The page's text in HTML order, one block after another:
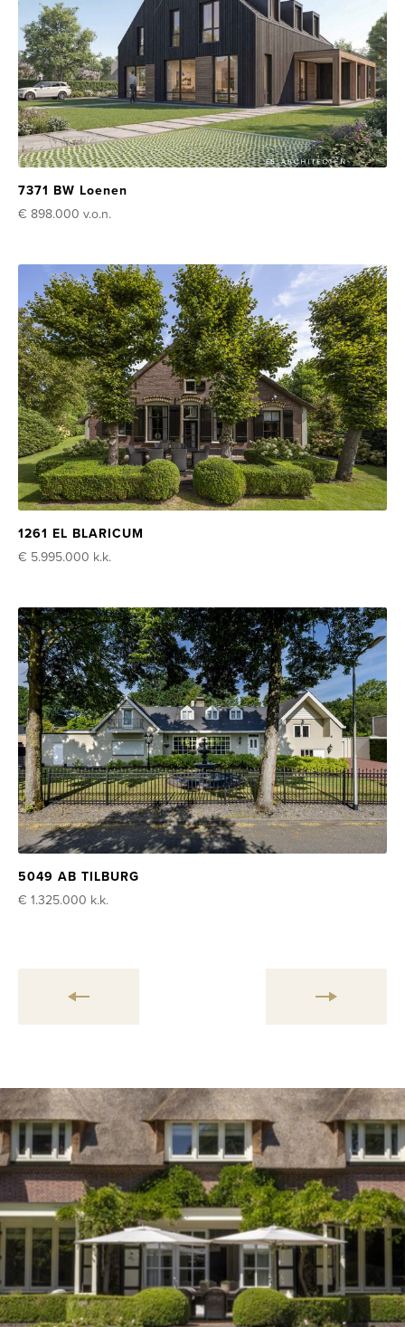
7371 BW Loenen
€ 898.000 v.o.n.
1261 EL BLARICUM
€ 5.995.000 k.k.
5049 AB TILBURG
€ 1.325.000 k.k.